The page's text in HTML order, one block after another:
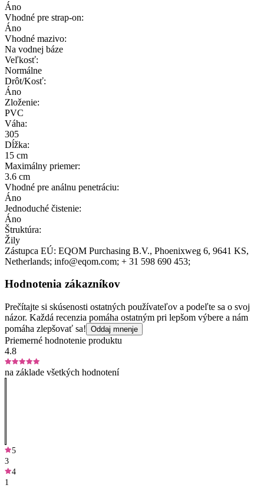
Áno
Vhodné pre strap-on:
Áno
Vhodné mazivo:
Na vodnej báze
Veľkosť:
Normálne
Drôt/Kosť:
Áno
Zloženie:
PVC
Váha:
305
Dĺžka:
15 cm
Maximálny priemer:
3.6 cm
Vhodné pre análnu penetráciu:
Áno
Jednoduché čistenie:
Áno
Štruktúra:
Žily
Zástupca EÚ: EQOM Purchasing B.V., Phoenixweg 6, 9641 KS,
Netherlands; info@eqom.com; + 31 598 690 453;
Hodnotenia zákazníkov
Prečítajte si skúsenosti ostatných používateľov a podeľte sa o svoj
názor. Každá recenzia pomáha ostatným pri lepšom výbere a nám
pomáha zlepšovať sa! Oddaj mnenje
Priemerné hodnotenie produktu
4.8
na základe všetkých hodnotení
5
3
4
1